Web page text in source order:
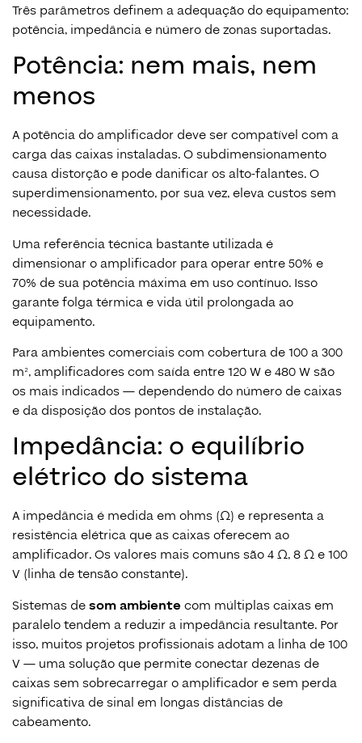
Três parâmetros definem a adequação do equipamento:
potência, impedância e número de zonas suportadas.
Potência: nem mais, nem
menos
A potência do amplificador deve ser compatível com a
carga das caixas instaladas. O subdimensionamento
causa distorção e pode danificar os alto-falantes. O
superdimensionamento, por sua vez, eleva custos sem
necessidade.
Uma referência técnica bastante utilizada é
dimensionar o amplificador para operar entre 50% e
70% de sua potência máxima em uso contínuo. Isso
garante folga térmica e vida útil prolongada ao
equipamento.
Para ambientes comerciais com cobertura de 100 a 300
m², amplificadores com saída entre 120 W e 480 W são
os mais indicados — dependendo do número de caixas
e da disposição dos pontos de instalação.
Impedância: o equilíbrio
elétrico do sistema
A impedância é medida em ohms (Ω) e representa a
resistência elétrica que as caixas oferecem ao
amplificador. Os valores mais comuns são 4 Ω, 8 Ω e 100
V (linha de tensão constante).
Sistemas desom ambientecom múltiplas caixas em
paralelo tendem a reduzir a impedância resultante. Por
isso, muitos projetos profissionais adotam a linha de 100
V — uma solução que permite conectar dezenas de
caixas sem sobrecarregar o amplificador e sem perda
significativa de sinal em longas distâncias de
cabeamento.